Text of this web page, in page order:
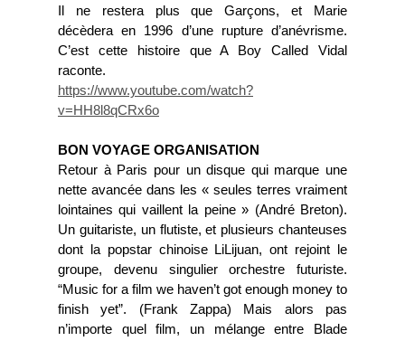
Il ne restera plus que Garçons, et Marie
décèdera en 1996 d’une rupture d’anévrisme.
C’est cette histoire que A Boy Called Vidal
raconte.
https://www.youtube.com/watch?
v=HH8l8qCRx6o
BON VOYAGE ORGANISATION
Retour à Paris pour un disque qui marque une
nette avancée dans les « seules terres vraiment
lointaines qui vaillent la peine » (André Breton).
Un guitariste, un flutiste, et plusieurs chanteuses
dont la popstar chinoise LiLijuan, ont rejoint le
groupe, devenu singulier orchestre futuriste.
“Music for a film we haven’t got enough money to
finish yet”. (Frank Zappa) Mais alors pas
n’importe quel film, un mélange entre Blade